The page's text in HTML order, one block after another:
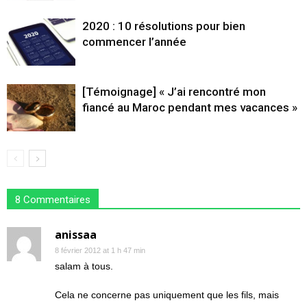
2020 : 10 résolutions pour bien
commencer l’année
[Témoignage] « J’ai rencontré mon
fiancé au Maroc pendant mes vacances »
8 Commentaires
anissaa
8 février 2012 at 1 h 47 min
salam à tous.
Cela ne concerne pas uniquement que les fils, mais